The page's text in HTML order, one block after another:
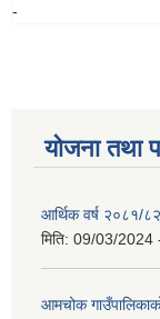
-
योजना तथा
आर्थिक वर्ष २०८१/
मिति: 09/03/2024
आमचोक